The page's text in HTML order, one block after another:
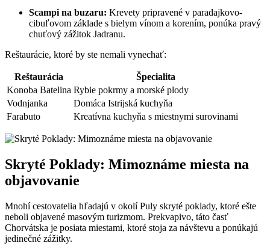
Scampi na buzaru: Krevety pripravené v paradajkovo-
cibuľovom základe s bielym vínom a korením, ponúka pravý
chuťový zážitok Jadranu.
Reštaurácie, ktoré by ste nemali vynechať:
Reštaurácia
Špecialita
Konoba Batelina Rybie pokrmy a morské plody
Vodnjanka
Domáca Istrijská kuchyňa
Farabuto
Kreatívna kuchyňa s miestnymi surovinami
Skryté Poklady: Mimoznáme miesta na
objavovanie
Mnohí cestovatelia hľadajú v okolí Puly skryté poklady, ktoré ešte
neboli objavené masovým turizmom. Prekvapivo, táto časť
Chorvátska je posiata miestami, ktoré stoja za návštevu a ponúkajú
jedinečné zážitky.